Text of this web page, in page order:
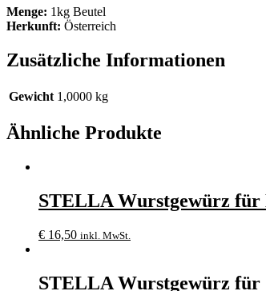
Menge: 1kg Beutel
Herkunft: Österreich
Zusätzliche Informationen
Gewicht 1,0000 kg
Ähnliche Produkte
STELLA Wurstgewürz für
€ 16,50 inkl. MwSt.
STELLA Wurstgewürz